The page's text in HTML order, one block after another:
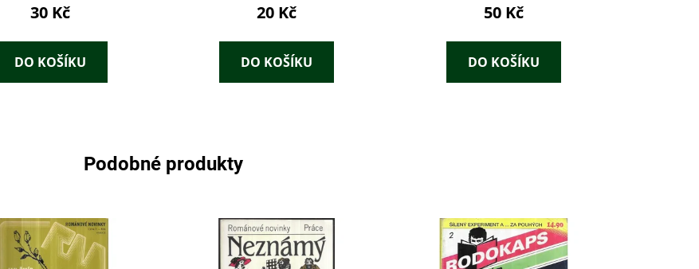
30 Kč
DO KOŠÍKU
20 Kč
DO KOŠÍKU
50 Kč
DO KOŠÍKU
Podobné produkty